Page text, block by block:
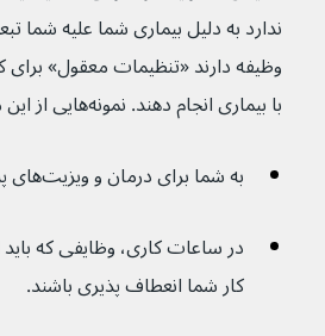
ندارد به دلیل بیماری شما علیه شما
وظیفه دارند «تنظیمات معقول»
با بیماری انجام دهند. نمونه‌هایی از این موارد عبارتند از:
به شما برای درمان و ویزیت‌های پزشکی مرخصی بدهند.
در ساعات کاری، وظایفی که
کار شما انعطاف پذیری باشند.